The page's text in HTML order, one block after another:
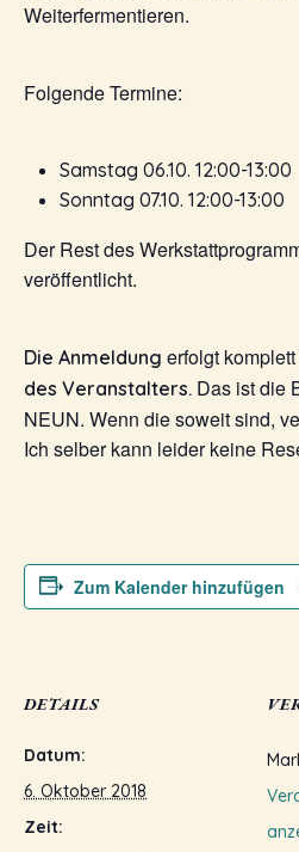
Weiterfermentieren.
Folgende Termine:
Samstag 06.10. 12:00-13:00
Sonntag 07.10. 12:00-13:00
Der Rest des
veröffentlicht.
Die Anmeldung erfolgt
des Veranstalters. Das ist die
NEUN. Wenn die soweit sind,
Ich selber kann leider keine
Zum Kalender hinzufügen
DETAILS
Datum:
6. Oktober 2018
Zeit: